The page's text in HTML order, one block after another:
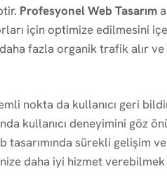
Profesyonel Web Tasarım
için optimize edilmesini
fazla organik trafik alır ve
nokta da kullanıcı geri
kullanıcı deneyimini göz
tasarımında sürekli gelişim
daha iyi hizmet